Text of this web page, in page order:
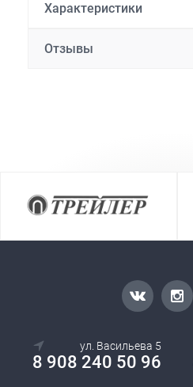
Характеристики
Отзывы
ул. Васильева 5
8 908 240 50 96